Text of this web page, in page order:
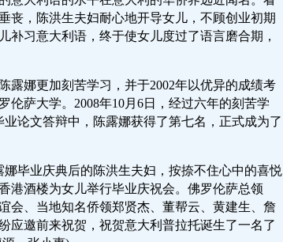
丧，陈洪生夫妇耐心地开导女儿，不顾创业初期
补习意大利语，终于使女儿度过了语言磨合期，
娜更加刻苦学习，并于2002年以优异的成绩考
伦萨大学。2008年10月6日，经过六年的刻苦学
业论文答辩中，陈露娜获得了第七名，正式成为了
毕业庆典后的陈洪生夫妇，按捺不住心中的喜悦
港酒楼为女儿举行毕业庆祝会。佛罗伦萨总领
会、当地知名侨领郑贤杰、董帮云、黄建生、詹
应邀前来祝贺，祝贺意大利普拉托诞生了一名了